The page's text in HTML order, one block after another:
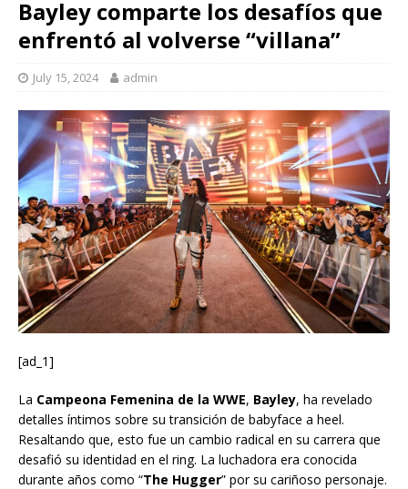
Bayley comparte los desafíos que
enfrentó al volverse “villana”
July 15, 2024 admin
[ad_1]
La Campeona Femenina de la WWE, Bayley, ha revelado
detalles íntimos sobre su transición de babyface a heel.
Resaltando que, esto fue un cambio radical en su carrera que
desafió su identidad en el ring. La luchadora era conocida
durante años como “The Hugger” por su cariñoso personaje.